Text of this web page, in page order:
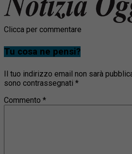
Clicca per commentare
Tu cosa ne pensi?
Il tuo indirizzo email non sarà
sono contrassegnati *
Commento *